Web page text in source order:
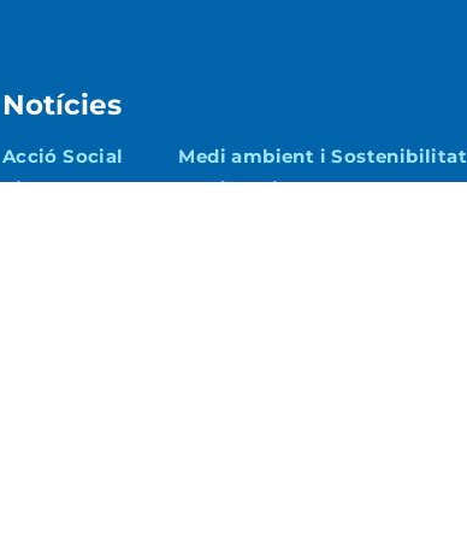
Notícies
Acció Social
Ajuntament
Medi ambient i Sostenibilitat
Patrimoni